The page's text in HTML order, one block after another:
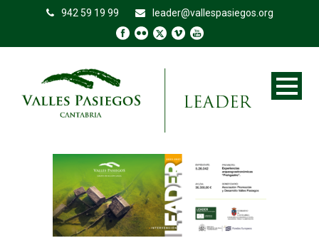
942 59 19 99 leader@vallespasiegos.org